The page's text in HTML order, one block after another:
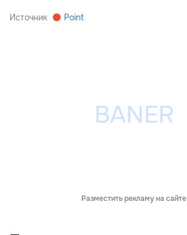
Источник Point
Разместить рекламу на сайте